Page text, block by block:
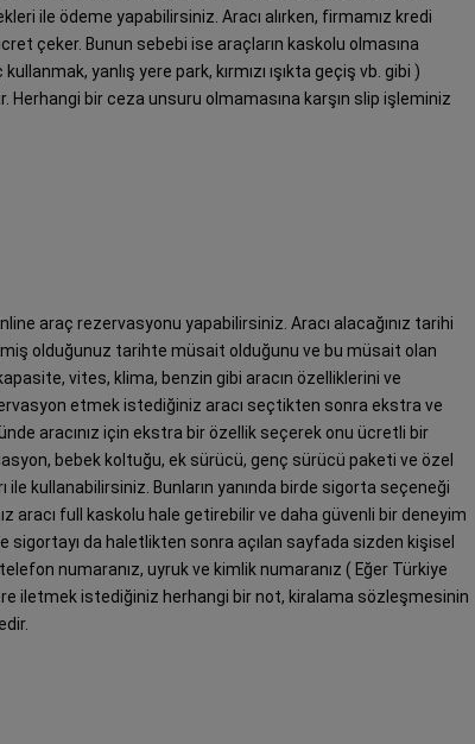
ile ödeme yapabilirsiniz. Aracı alırken, firmamız kredi
çeker. Bunun sebebi ise araçların kaskolu olmasına
yanlış yere park, kırmızı ışıkta geçiş vb. gibi )
Herhangi bir ceza unsuru olmamasına karşın slip işleminiz
araç rezervasyonu yapabilirsiniz. Aracı alacağınız tarihi
olduğunuz tarihte müsait olduğunu ve bu müsait olan
vites, klima, benzin gibi aracın özelliklerini ve
etmek istediğiniz aracı seçtikten sonra ekstra ve
aracınız için ekstra bir özellik seçerek onu ücretli bir
bebek koltuğu, ek sürücü, genç sürücü paketi ve özel
kullanabilirsiniz. Bunların yanında birde sigorta seçeneği
aracı full kaskolu hale getirebilir ve daha güvenli bir deneyim
da haletlikten sonra açılan sayfada sizden kişisel
numaranız, uyruk ve kimlik numaranız ( Eğer Türkiye
iletmek istediğiniz herhangi bir not, kiralama sözleşmesinin